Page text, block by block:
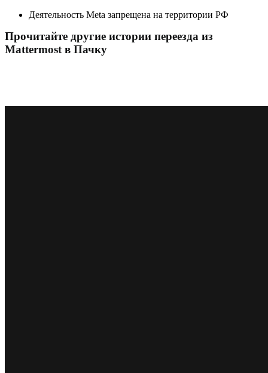
Деятельность Meta запрещена на территории РФ
Прочитайте другие истории переезда из
Mattermost в Пачку